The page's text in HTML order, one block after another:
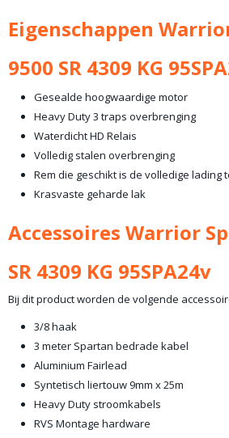
Eigenschappen
9500 SR 4309 KG
Gesealde hoogwaardige motor
Heavy Duty 3 traps overbrenging
Waterdicht HD Relais
Volledig stalen overbrenging
Rem die geschikt is de volledige lading
Krasvaste geharde lak
Accessoires Warrior
SR 4309 KG 95SPA24v
Bij dit product worden de volgende
3/8 haak
3 meter Spartan bedrade kabel
Aluminium Fairlead
Syntetisch liertouw 9mm x 25m
Heavy Duty stroomkabels
RVS Montage hardware